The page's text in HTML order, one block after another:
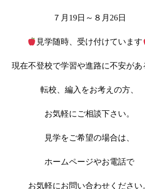
７月19日～８月26日
見学随時、受け付けています
現在不登校で学習や進路に不安があ
転校、編入をお考えの方、
お気軽にご相談下さい。
見学をご希望の場合は、
ホームページやお電話で
お気軽にお問い合わせください